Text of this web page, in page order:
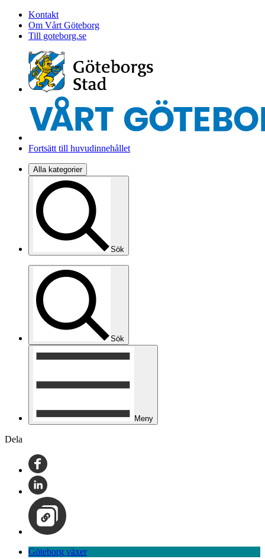
Kontakt
Om Vårt Göteborg
Till goteborg.se
Fortsätt till huvudinnehållet
Alla kategorier
Sök
Sök
Meny
Dela
Göteborg växer